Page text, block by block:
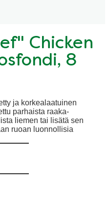
Chicken
8
ja korkealaatuinen
parhaista raaka-
liemen tai lisätä sen
ruoan luonnollisia